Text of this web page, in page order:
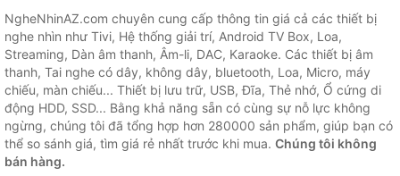
NgheNhinAZ.com chuyên cung cấp thông tin giá cả các thiết bị
nghe nhìn như Tivi, Hệ thống giải trí, Android TV Box, Loa,
Streaming, Dàn âm thanh, Âm-li, DAC, Karaoke. Các thiết bị âm
thanh, Tai nghe có dây, không dây, bluetooth, Loa, Micro, máy
chiếu, màn chiếu... Thiết bị lưu trữ, USB, Đĩa, Thẻ nhớ, Ổ cứng di
động HDD, SSD... Bằng khả năng sẵn có cùng sự nỗ lực không
ngừng, chúng tôi đã tổng hợp hơn 280000 sản phẩm, giúp bạn có
thể so sánh giá, tìm giá rẻ nhất trước khi mua. Chúng tôi không
bán hàng.